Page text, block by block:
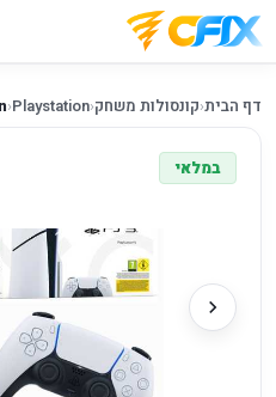
דף הבית‹קונסולות משחק‹
Playstation
‹
במלאי